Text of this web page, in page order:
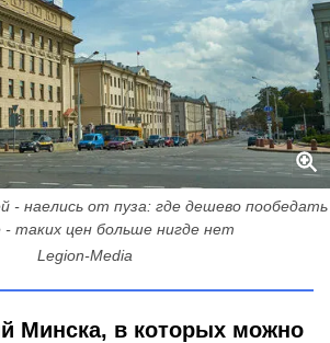
- наелись от пуза: где дешево пообедать
- таких цен больше нигде нет
Legion-Media
Минска, в которых можно